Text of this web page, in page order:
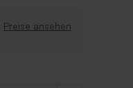
Preise ansehen